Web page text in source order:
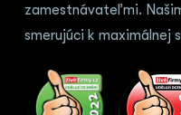
zamestnávateľmi.
smerujúci k maximálnej